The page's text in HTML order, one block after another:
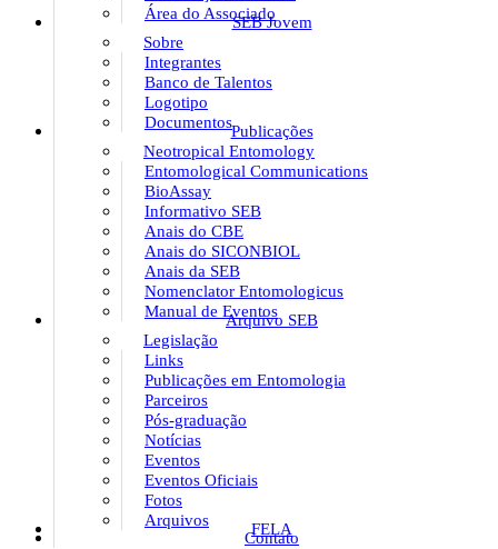
Área do Associado
SEB Jovem
Sobre
Integrantes
Banco de Talentos
Logotipo
DocumentosPublicações
Neotropical Entomology
Entomological Communications
BioAssay
Informativo SEB
Anais do CBE
Anais do SICONBIOL
Anais da SEB
Nomenclator Entomologicus
Manual de Eventos
Arquivo SEB
Legislação
Links
Publicações em Entomologia
Parceiros
Pós-graduação
Notícias
Eventos
Eventos Oficiais
Fotos
Arquivos
FELA
Contato